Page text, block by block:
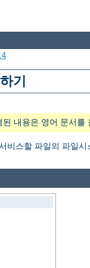
기
내용은 영어 문서를
비스할 파일의 파일